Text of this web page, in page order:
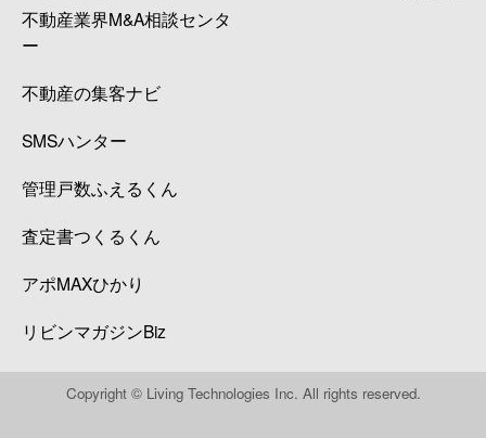
不動産業界M&A相談センタ
ー
不動産の集客ナビ
SMSハンター
管理戸数ふえるくん
査定書つくるくん
アポMAXひかり
リビンマガジンBiz
Copyright © Living Technologies Inc. All rights reserved.